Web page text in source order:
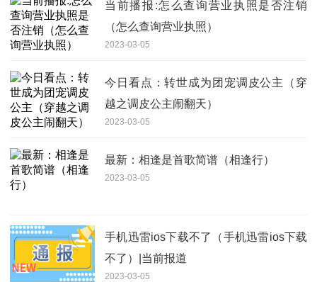
当前播报:怎么查询营业执照是否注销
（怎么查询营业执照）
2023-03-05
今日看点：转世成为团宠调皮公主（穿
越之调皮公主闹翻天）
2023-03-05
最新：相逢是首歌简谱（相逢行）
2023-03-05
手机迅雷ios下载不了（手机迅雷ios下载
不了）|当前报道
2023-03-05